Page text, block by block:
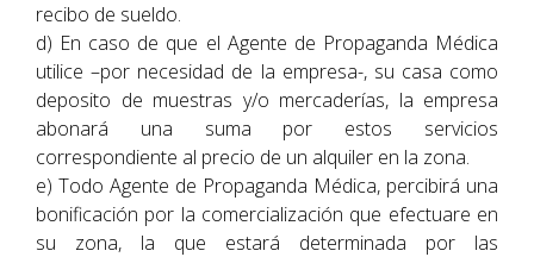
recibo de sueldo.
d) En caso de que el Agente de Propaganda Médica
utilice –por necesidad de la empresa-, su casa como
deposito de muestras y/o mercaderías, la empresa
abonará una suma por estos servicios
correspondiente al precio de un alquiler en la zona.
e) Todo Agente de Propaganda Médica, percibirá una
bonificación por la comercialización que efectuare en
su zona, la que estará determinada por las